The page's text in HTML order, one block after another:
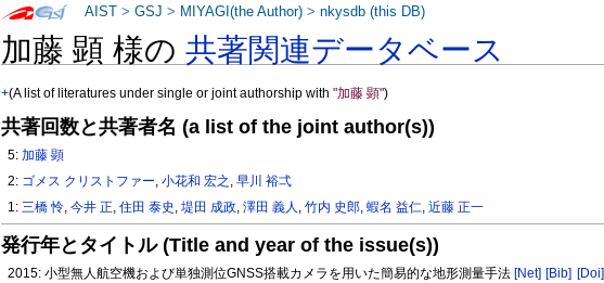
加藤 顕 様の共著関連データベース
+(A list of literatures under single or joint authorship with"加藤 顕")
共著回数と共著者名 (a list of the joint author(s))
5:加藤 顕
2: ゴメス クリストファー,小花和 宏之 ,早川 裕弌
1:三橋 怜,今井 正,住田 泰史 ,堤田 成政,澤田 義人 ,竹内 史郎,蝦名 益仁,近藤 正一
発行年とタイトル (Title and year of the issue(s))
2015: 小型無人航空機および単独測位GNSS搭載カメラを用いた簡易的な地形測量手法 [Net] [Bib] [Doi]
AIST >GSJ > MIYAGI(the Author) >nkysdb (this DB)